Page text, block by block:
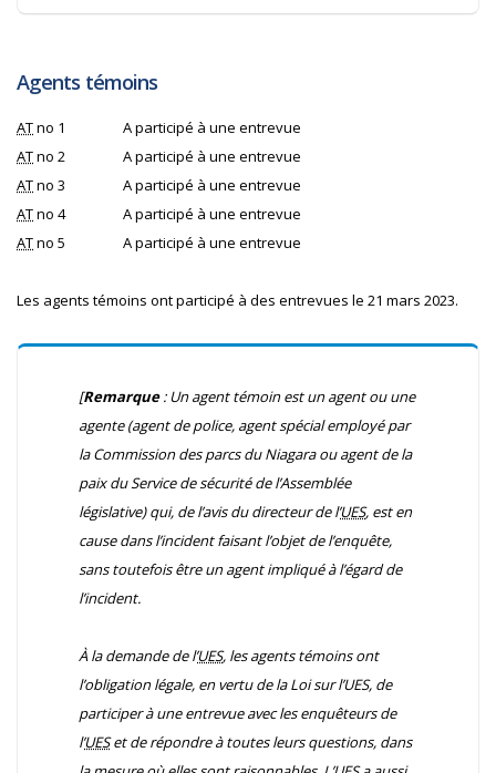
Agents témoins
ATno 1
A participé à une entrevue
ATno 2
A participé à une entrevue
ATno 3
A participé à une entrevue
ATno 4
A participé à une entrevue
ATno 5 A participé à une entrevue
Les agents témoins ont participé à des entrevues le 21 mars 2023.
[Remarque: Un agent témoin est un agent ou une
agente (agent de police, agent spécial employé par
la Commission des parcs du Niagara ou agent de la
paix du Service de sécurité de l’Assemblée
législative) qui, de l’avis du directeur de l’UES, est en
cause dans l’incident faisant l’objet de l’enquête,
sans toutefois être un agent impliqué à l’égard de
l’incident.
À la demande de l’UES, les agents témoins ont
l’obligation légale, en vertu de laLoi sur l’UES, de
participer à une entrevue avec les enquêteurs de
l’UESet de répondre à toutes leurs questions, dans